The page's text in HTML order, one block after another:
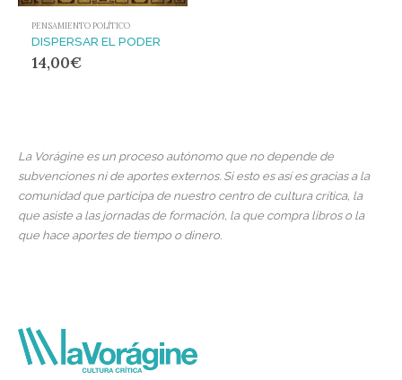
PENSAMIENTO POLÍTICO
DISPERSAR EL PODER
14,00€
La Vorágine es un proceso autónomo que no depende de
subvenciones ni de aportes externos. Si esto es así es gracias a la
comunidad que participa de nuestro centro de cultura crítica, la
que asiste a las jornadas de formación, la que compra libros o la
que hace aportes de tiempo o dinero.